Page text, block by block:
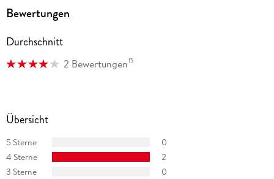
Bewertungen
Durchschnitt
2 Bewertungen15
Übersicht
5 Sterne
0
4 Sterne
2
3 Sterne
0